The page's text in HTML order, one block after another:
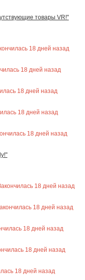
товары VR!"
18 дней назад
18 дней назад
18 дней назад
18 дней назад
18 дней назад
18 дней назад
18 дней назад
18 дней назад
18 дней назад
18 дней назад